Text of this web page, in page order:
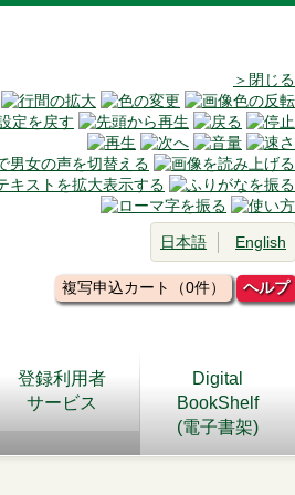
＞閉じる
日本語 English
複写申込カート（0件） ヘルプ
登録利用者
サービス
Digital
BookShelf
(電子書架)